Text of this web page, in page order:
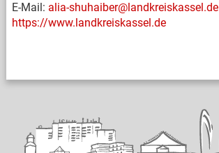
E-Mail: alia-shuhaiber@landkreiskassel.de
https://www.landkreiskassel.de